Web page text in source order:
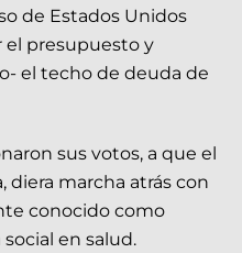
de Estados Unidos
el presupuesto y
el techo de deuda de
sus votos, a que el
diera marcha atrás con
conocido como
en salud.